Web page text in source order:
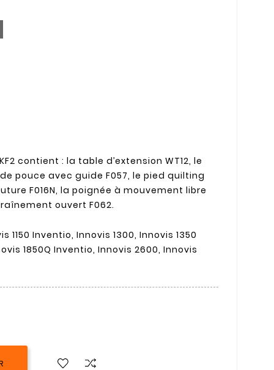
contient : la table d’extension WT12, le
pouce avec guide F057, le pied quilting
F016N, la poignée à mouvement libre
ouvert F062.
1150 Inventio, Innovis 1300, Innovis 1350
1850Q Inventio, Innovis 2600, Innovis